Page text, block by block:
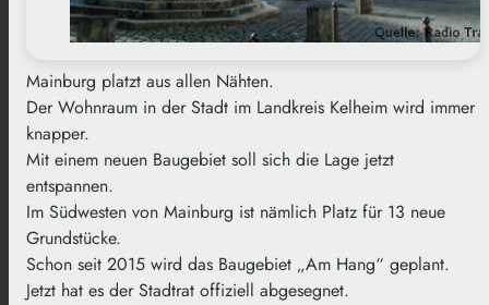
Mainburg platzt aus allen Nähten.
Der Wohnraum in der Stadt im Landkreis Kelheim wird immer
knapper.
Mit einem neuen Baugebiet soll sich die Lage jetzt
entspannen.
Im Südwesten von Mainburg ist nämlich Platz für 13 neue
Grundstücke.
Schon seit 2015 wird das Baugebiet „Am Hang“ geplant.
Jetzt hat es der Stadtrat offiziell abgesegnet.